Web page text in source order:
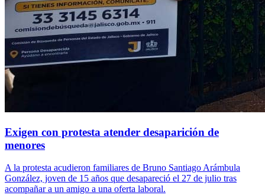
Exigen con protesta atender desaparición de
menores
A la protesta acudieron familiares de Bruno Santiago Arámbula
González, joven de 15 años que desapareció el 27 de julio tras
acompañar a un amigo a una oferta laboral.